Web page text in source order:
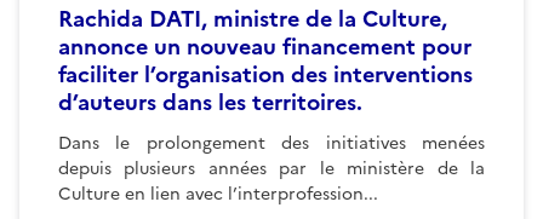
Rachida DATI, ministre de la Culture,
annonce un nouveau financement pour
faciliter l’organisation des interventions
d’auteurs dans les territoires.
Dans le prolongement des initiatives menées
depuis plusieurs années par le ministère de la
Culture en lien avec l’interprofession...